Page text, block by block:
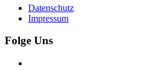
Datenschutz
Impressum
Folge Uns